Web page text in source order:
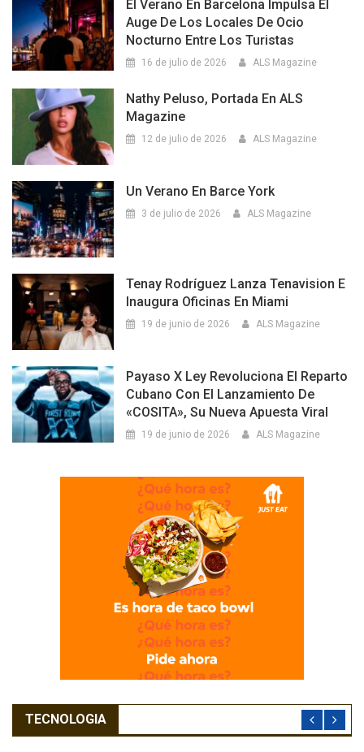
El Verano En Barcelona Impulsa El
Auge De Los Locales De Ocio
Nocturno Entre Los Turistas
16 de julio de 2026 ALS Magazine
Nathy Peluso, Portada En ALS
Magazine
12 de julio de 2026 ALS Magazine
Un Verano En Barce York
3 de julio de 2026 ALS Magazine
Tenay Rodríguez Lanza Tenavision E
Inaugura Oficinas En Miami
19 de junio de 2026 ALS Magazine
Payaso X Ley Revoluciona El Reparto
Cubano Con El Lanzamiento De
«COSITA», Su Nueva Apuesta Viral
19 de junio de 2026 ALS Magazine
TECNOLOGIA